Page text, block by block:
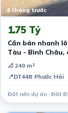
6 tháng trước
1.75 Tỷ
Cần bán nhanh
Tàu - Bình Châu,
📐 240 m²
📍DT44B Phước Hải
Đất nền dự án · Đất